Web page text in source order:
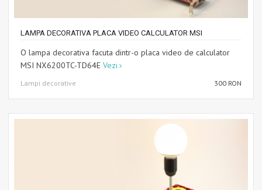
LAMPA DECORATIVA PLACA VIDEO CALCULATOR MSI
O lampa decorativa facuta dintr-o placa video de calculator
MSI NX6200TC-TD64E Vezi
Lampi decorative 300 RON